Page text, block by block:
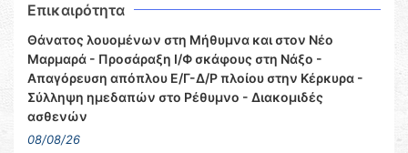
Επικαιρότητα
Θάνατος λουομένων στη Μήθυμνα και στον Νέο
Μαρμαρά - Προσάραξη Ι/Φ σκάφους στη Νάξο -
Απαγόρευση απόπλου Ε/Γ-Δ/Ρ πλοίου στην Κέρκυρα -
Σύλληψη ημεδαπών στο Ρέθυμνο - Διακομιδές
ασθενών
08/08/26